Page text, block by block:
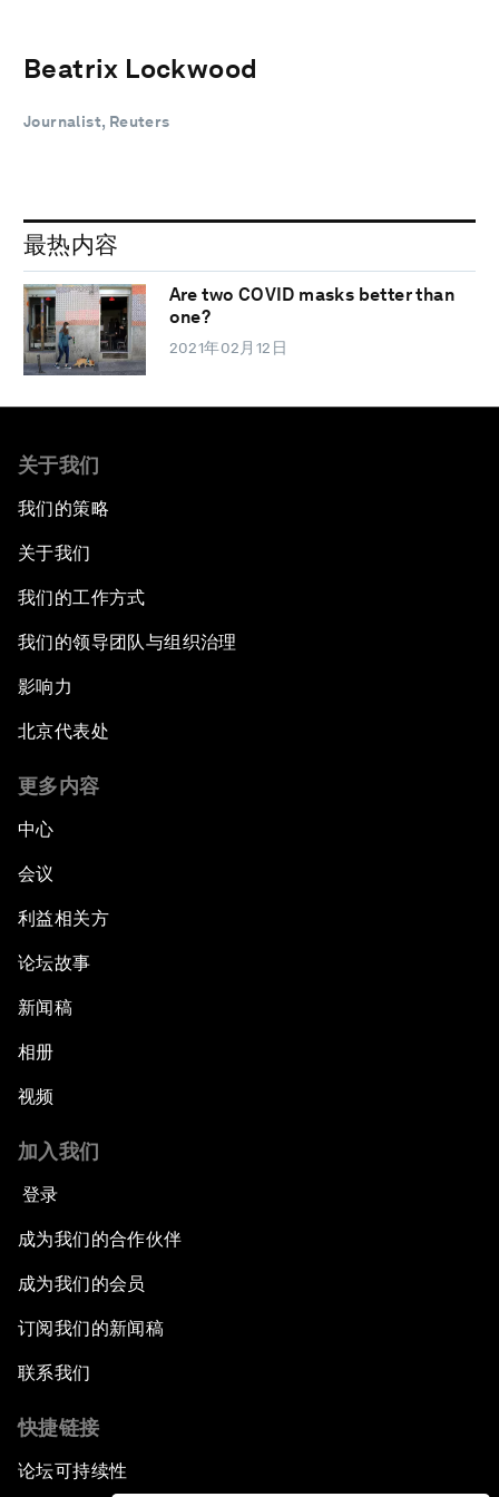
Beatrix Lockwood
Journalist, Reuters
最热内容
Are two COVID masks better than
one?
2021年02月12日
关于我们
我们的策略
关于我们
我们的工作方式
我们的领导团队与组织治理
影响力
北京代表处
更多内容
中心
会议
利益相关方
论坛故事
新闻稿
相册
视频
加入我们
登录
成为我们的合作伙伴
成为我们的会员
订阅我们的新闻稿
联系我们
快捷链接
论坛可持续性